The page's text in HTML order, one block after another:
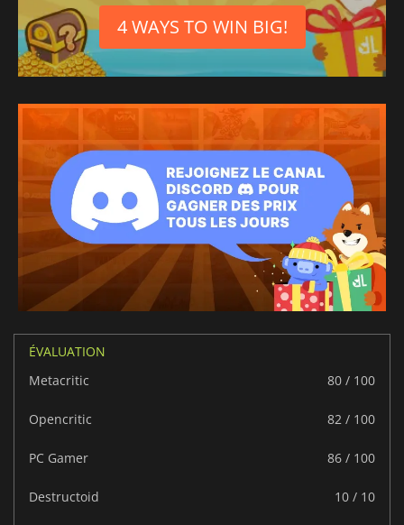
4 WAYS TO WIN BIG!
ÉVALUATION
Metacritic
80 / 100
Opencritic 82 / 100
PC Gamer 86 / 100
Destructoid 10 / 10